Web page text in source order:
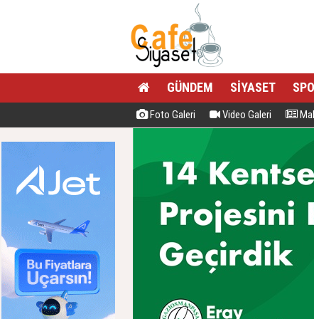
GÜNDEM SİYASET
Foto Galeri Video Galeri